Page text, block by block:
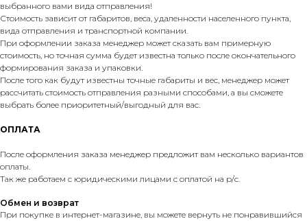
выбранного вами вида отправления!
Стоимость зависит от габаритов, веса, удаленности населенного пункта,
вида отправления и транспортной компании.
При оформлении заказа менеджер может сказать вам примерную
стоимость, но точная сумма будет известна только после окончательного
формирования заказа и упаковки.
После того как будут известны точные габариты и вес, менеджер может
рассчитать стоимость отправления разными способами, а вы сможете
выбрать более приоритетный/выгодный для вас.
ОПЛАТА
После оформления заказа менеджер предложит вам несколько вариантов
оплаты.
Так же работаем с юридическими лицами с оплатой на р/с.
Обмен и возврат
При покупке в интернет-магазине, вы можете вернуть не понравившийся